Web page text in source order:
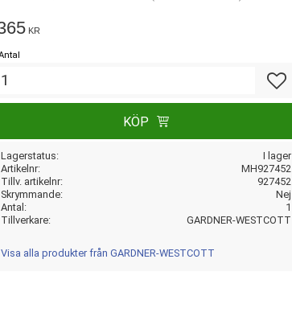
KR
KÖP
Lagerstatus
I lager
Artikelnr
MH927452
Tillv. artikelnr
927452
Skrymmande
Nej
Antal
1
Tillverkare
GARDNER-WESTCOTT
Visa alla produkter från GARDNER-WESTCOTT